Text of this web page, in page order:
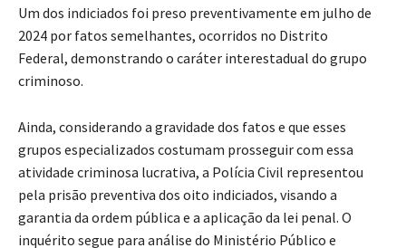
Um dos indiciados foi preso preventivamente em julho de
2024 por fatos semelhantes, ocorridos no Distrito
Federal, demonstrando o caráter interestadual do grupo
criminoso.
Ainda, considerando a gravidade dos fatos e que esses
grupos especializados costumam prosseguir com essa
atividade criminosa lucrativa, a Polícia Civil representou
pela prisão preventiva dos oito indiciados, visando a
garantia da ordem pública e a aplicação da lei penal. O
inquérito segue para análise do Ministério Público e